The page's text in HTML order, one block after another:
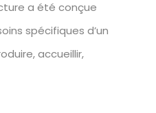
a été conçue
spécifiques d’un
accueillir,